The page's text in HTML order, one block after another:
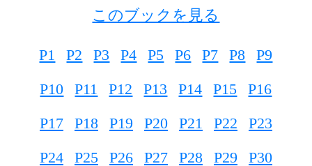
このブックを見る
P1 P2 P3 P4 P5 P6 P7 P8
P9
P10
P11 P12 P13 P14 P15
P16
P17
P18 P19 P20 P21 P22
P23
P24
P25 P26 P27 P28 P29
P30